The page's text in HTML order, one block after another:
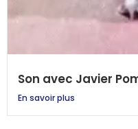
Son avec Javier
En savoir plus